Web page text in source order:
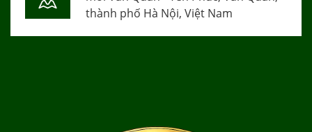
thành phố Hà Nội, Việt Nam